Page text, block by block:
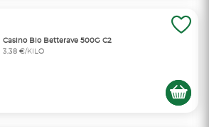
Casino Bio Betterave 500G C2
3,38 €/KILO